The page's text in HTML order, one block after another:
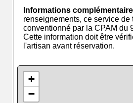
Informations
renseignements, ce service de
conventionné par la CPAM du
Cette information doit être
l'artisan avant réservation.
+
−